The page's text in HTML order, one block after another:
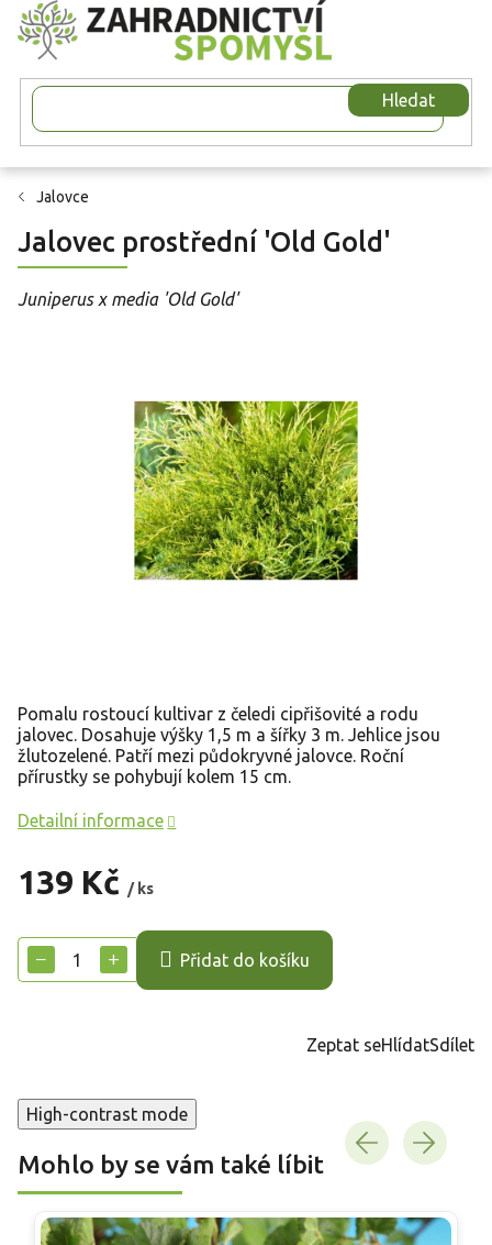
Přejít
na
obsah
Hledat
Jalovce
Jalovec prostřední 'Old Gold'
Juniperus x media 'Old Gold'
139 Kč / ks
cena:
+
− Přidat do košíku
Pomalu rostoucí kultivar z čeledi cipřišovité a rodu
jalovec. Dosahuje výšky 1,5 m a šířky 3 m. Jehlice jsou
žlutozelené. Patří mezi půdokryvné jalovce. Roční
přírustky se pohybují kolem 15 cm.
Detailní informace
Zeptat seHlídatSdílet
High-contrast mode
Mohlo by se vám také líbit